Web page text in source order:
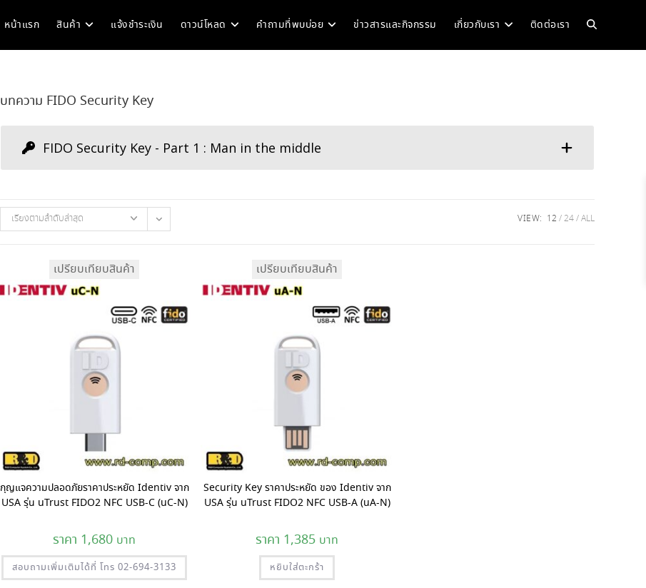
หน้าแรก สินค้า แจ้งชำระเงิน ดาวน์โหลด คำถามที่พบบ่อย ข่าวสารและกิจกรรม เกี่ยวกับเรา ติดต่อเรา Toggle
บทความ FIDO Security Key
FIDO Security Key - Part 1 : Man in the middle
เรียงตามลำดับล่าสุด VIEW: 12 24 ALL
เปรียบเทียบสินค้า
กุญแจความปลอดภัยราคาประหยัด Identiv จาก
USA รุ่น uTrust FIDO2 NFC USB-C (uC-N)
1,680
สอบถามเพิ่มเติมได้ที่ โทร 02-694-3133
เปรียบเทียบสินค้า
Security Key ราคาประหยัด ของ Identiv จาก
USA รุ่น uTrust FIDO2 NFC USB-A (uA-N)
1,385
หยิบใส่ตะกร้า